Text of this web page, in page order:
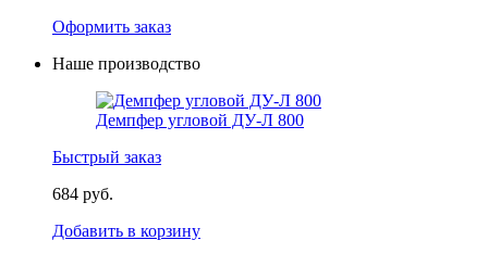
Оформить заказ
Наше производство
Демпфер угловой ДУ-Л 800
Быстрый заказ
684 руб.
Добавить в корзину